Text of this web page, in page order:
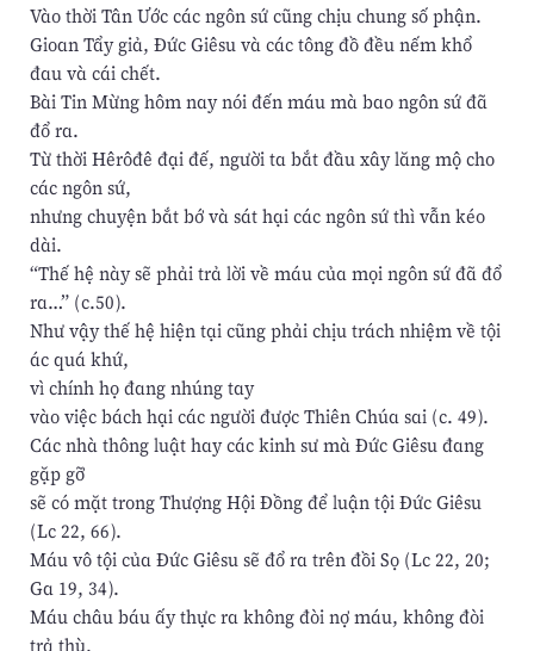
Vào thời Tân Ước các ngôn sứ cũng chịu chung số phận.
Gioan Tẩy giả, Đức Giêsu và các tông đồ đều nếm khổ
đau và cái chết.
Bài Tin Mừng hôm nay nói đến máu mà bao ngôn sứ đã
đổ ra.
Từ thời Hêrôđê đại đế, người ta bắt đầu xây lăng mộ cho
các ngôn sứ,
nhưng chuyện bắt bớ và sát hại các ngôn sứ thì vẫn kéo
dài.
“Thế hệ này sẽ phải trả lời về máu của mọi ngôn sứ đã đổ
ra…” (c.50).
Như vậy thế hệ hiện tại cũng phải chịu trách nhiệm về tội
ác quá khứ,
vì chính họ đang nhúng tay
vào việc bách hại các người được Thiên Chúa sai (c. 49).
Các nhà thông luật hay các kinh sư mà Đức Giêsu đang
gặp gỡ
sẽ có mặt trong Thượng Hội Đồng để luận tội Đức Giêsu
(Lc 22, 66).
Máu vô tội của Đức Giêsu sẽ đổ ra trên đồi Sọ (Lc 22, 20;
Ga 19, 34).
Máu châu báu ấy thực ra không đòi nợ máu, không đòi
trả thù.